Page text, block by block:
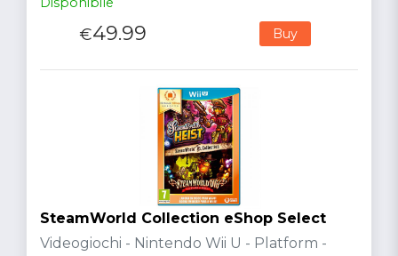
€49.99 Buy
SteamWorld Collection eShop Select
Videogiochi - Nintendo Wii U - Platform -